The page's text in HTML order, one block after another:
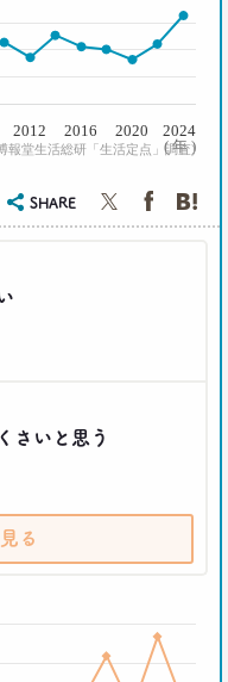
が変わる
？
あり
( 年 )
報堂生活総研「生活定点」調査)
2012 2016 2020 2024
SHARE
さいと思う
る